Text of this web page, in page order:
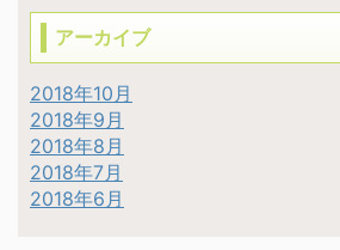
アーカイブ
2018年10月
2018年9月
2018年8月
2018年7月
2018年6月